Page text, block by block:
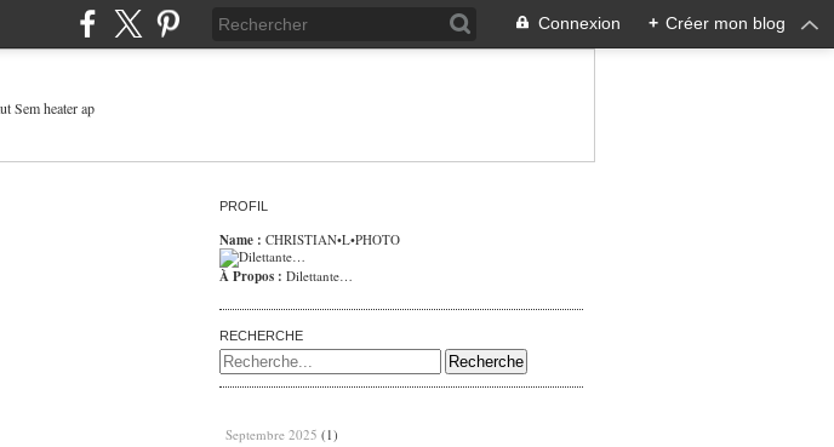
Connexion + Créer mon blog
PROFIL
Name : CHRISTIAN•L•PHOTO
À Propos : Dilettante…
RECHERCHE
Septembre 2025 (1)